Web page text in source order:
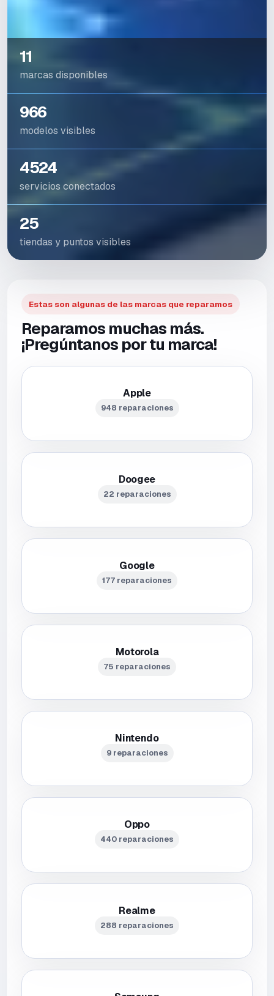
11
marcas disponibles
966
modelos visibles
4524
servicios conectados
25
tiendas y puntos visibles
Estas son algunas de las marcas que reparamos
Reparamos muchas más.
¡Pregúntanos por tu marca!
Apple
948 reparaciones
Doogee
22 reparaciones
Google
177 reparaciones
Motorola
75 reparaciones
Nintendo
9 reparaciones
Oppo
440 reparaciones
Realme
288 reparaciones